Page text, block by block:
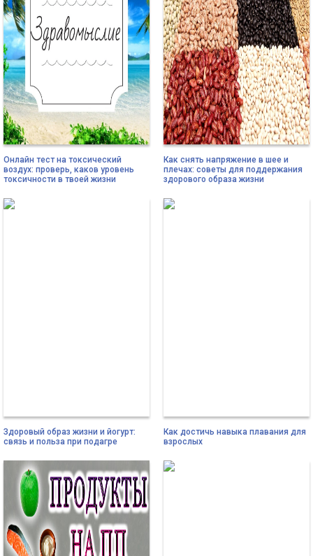
Онлайн тест на токсический
воздух: проверь, каков уровень
токсичности в твоей жизни
Как снять напряжение в шее и
плечах: советы для поддержания
здорового образа жизни
Здоровый образ жизни и йогурт:
связь и польза при подагре
Как достичь навыка плавания для
взрослых